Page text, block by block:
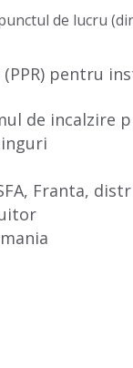
de lucru
pentru
de incalzire
Franta,